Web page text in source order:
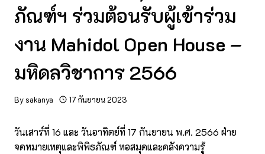
ภัณฑ์ฯ ร่วมต้อนรับผู้เข้าร่วม
งาน Mahidol Open House –
มหิดลวิชาการ 2566
By sakanya 17 กันยายน 2023
วันเสาร์ที่ 16 และ วันอาทิตย์ที่ 17 กันยายน พ.ศ. 2566 ฝ่าย
จดหมายเหตุและพิพิธภัณฑ์ หอสมุดและคลังความรู้